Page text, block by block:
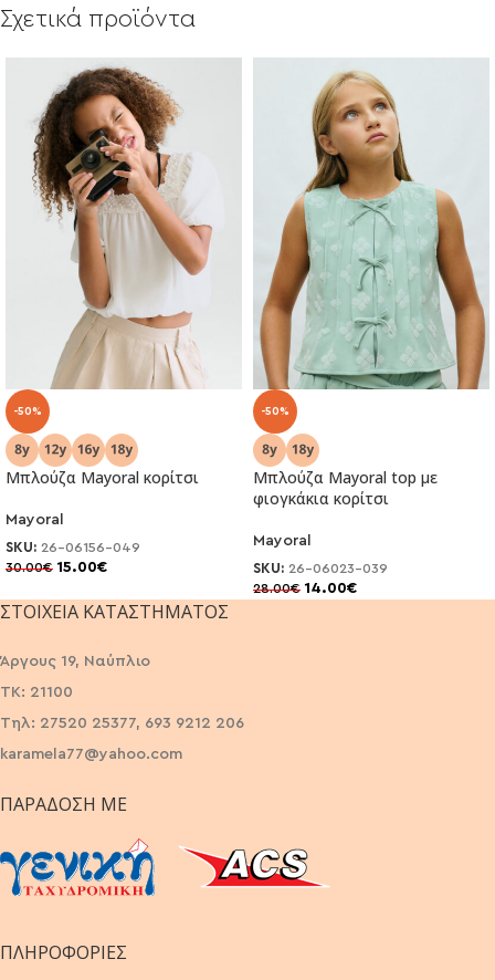
Σχετικά προϊόντα
-50%
Μπλούζα Mayoral κορίτσι
Mayoral
SKU: 26-06156-049
30.00€ 15.00€
-50%
Μπλούζα Mayoral top με
φιογκάκια κορίτσι
Mayoral
SKU: 26-06023-039
28.00€ 14.00€
ΣΤΟΙΧΕΊΑ ΚΑΤΑΣΤΉΜΑΤΟΣ
Άργους 19, Ναύπλιο
ΤΚ: 21100
Τηλ: 27520 25377, 693 9212 206
karamela77@yahoo.com
ΠΑΡΆΔΟΣΗ ΜΕ
ΠΛΗΡΟΦΟΡΙΕΣ